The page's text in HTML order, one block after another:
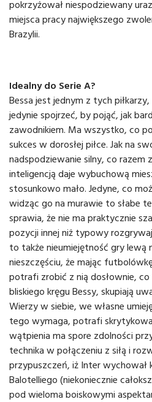
pokrzyżował niespodziewany
miejsca pracy największego
Brazylii.
Idealny do Serie A?
Bessa jest jednym z tych
jedynie spojrzeć, by pojąć, jak
zawodnikiem. Ma wszystko, co
sukces w dorosłej piłce. Jak na
nadspodziewanie silny, co razem
inteligencją daje wybuchową
stosunkowo mało. Jedyne, co
widząc go na murawie to słabe
sprawia, że nie ma praktycznie
pozycji innej niż typowy
to także nieumiejętność gry lewą
nieszczęściu, że mając
potrafi zrobić z nią dosłownie,
bliskiego kręgu Bessy, skupiają
Wierzy w siebie, we własne
tego wymaga, potrafi
wątpienia ma spore zdolności
technika w połączeniu z siłą i
przypuszczeń, iż Inter wychował
Balotelliego (niekoniecznie
pod wieloma boiskowymi